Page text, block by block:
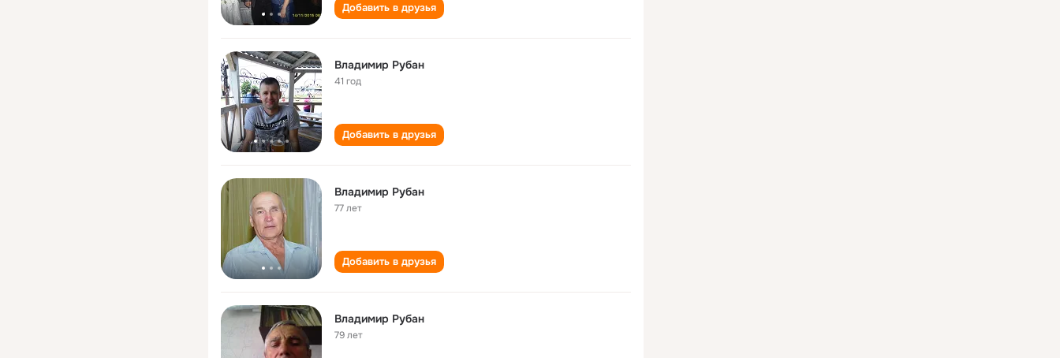
Добавить в друзья
Владимир Рубан
41 год
Добавить в друзья
Владимир Рубан
77 лет
Добавить в друзья
Владимир Рубан
79 лет